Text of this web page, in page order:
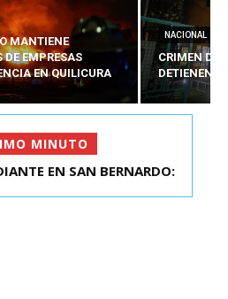
MANTIENE
DE EMPRESAS
EN QUILICURA
NACIONAL
CRIMEN DE
DETIENEN
MINUTO
EL MONUMENTAL: LA
EN SAN BERNARDO: